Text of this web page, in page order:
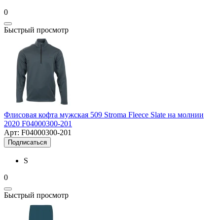
0
Быстрый просмотр
Флисовая кофта мужская 509 Stroma Fleece Slate на молнии
2020 F04000300-201
Арт: F04000300-201
Подписаться
S
0
Быстрый просмотр